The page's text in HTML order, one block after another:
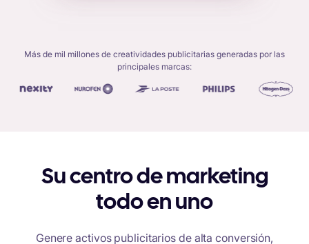
Más de mil millones de creatividades publicitarias generadas por las
principales marcas:
Su centro de marketing
todo en uno
Genere activos publicitarios de alta conversión,